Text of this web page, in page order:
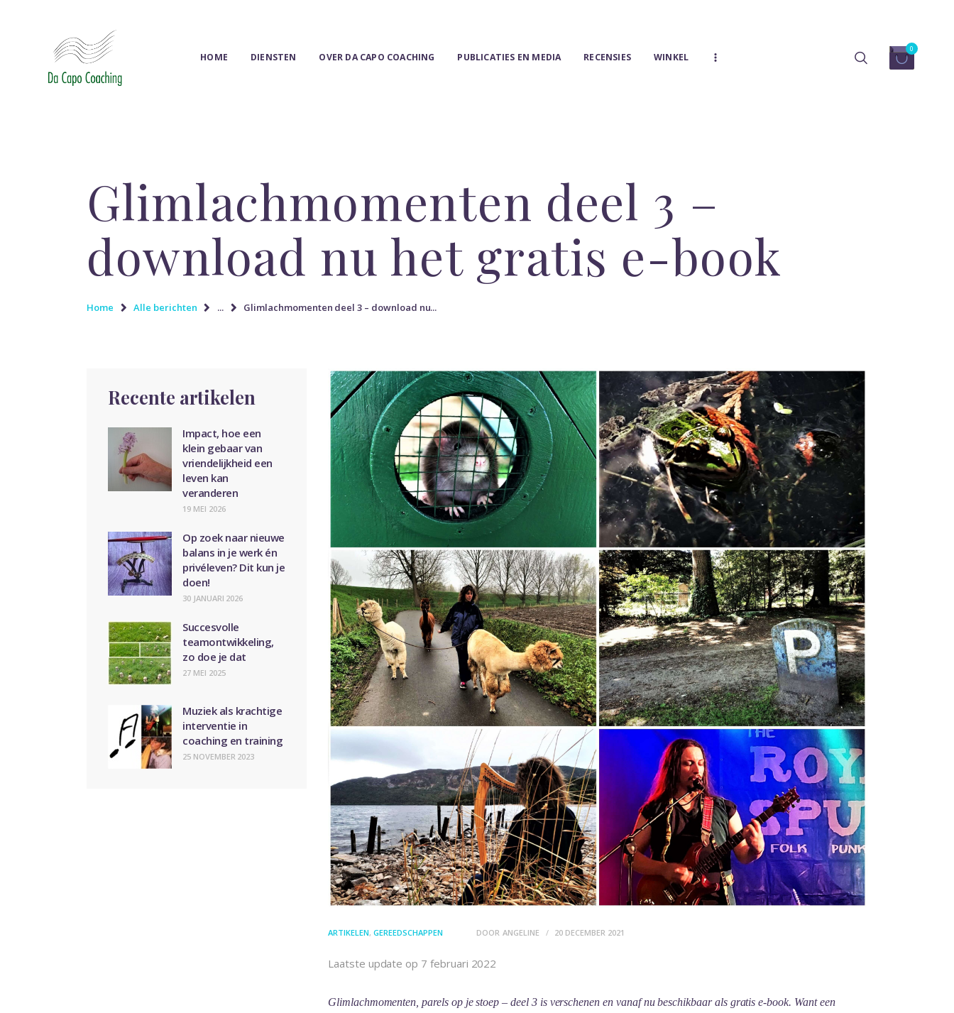
HOME DIENSTEN OVER DA CAPO COACHING PUBLICATIES EN MEDIA RECENSIES WINKEL
0
Glimlachmomenten deel 3 –
download nu het gratis e-book
Home Alle berichten ... Glimlachmomenten deel 3 – download nu...
DIENSTEN
MEDIA
RECENSIES
WINKEL
CONTACT
ARTIKELEN, GEREEDSCHAPPEN DOOR ANGELINE 20 DECEMBER 2021
Laatste update op 7 februari 2022
Glimlachmomenten, parels op je stoep – deel 3 is verschenen en vanaf nu beschikbaar als gratis e-book. Want een
Recente artikelen
Impact, hoe een
klein gebaar van
vriendelijkheid een
leven kan
veranderen
19 MEI 2026
Op zoek naar nieuwe
balans in je werk én
privéleven? Dit kun je
doen!
30 JANUARI 2026
Succesvolle
teamontwikkeling,
zo doe je dat
27 MEI 2025
Muziek als krachtige
interventie in
coaching en training
25 NOVEMBER 2023